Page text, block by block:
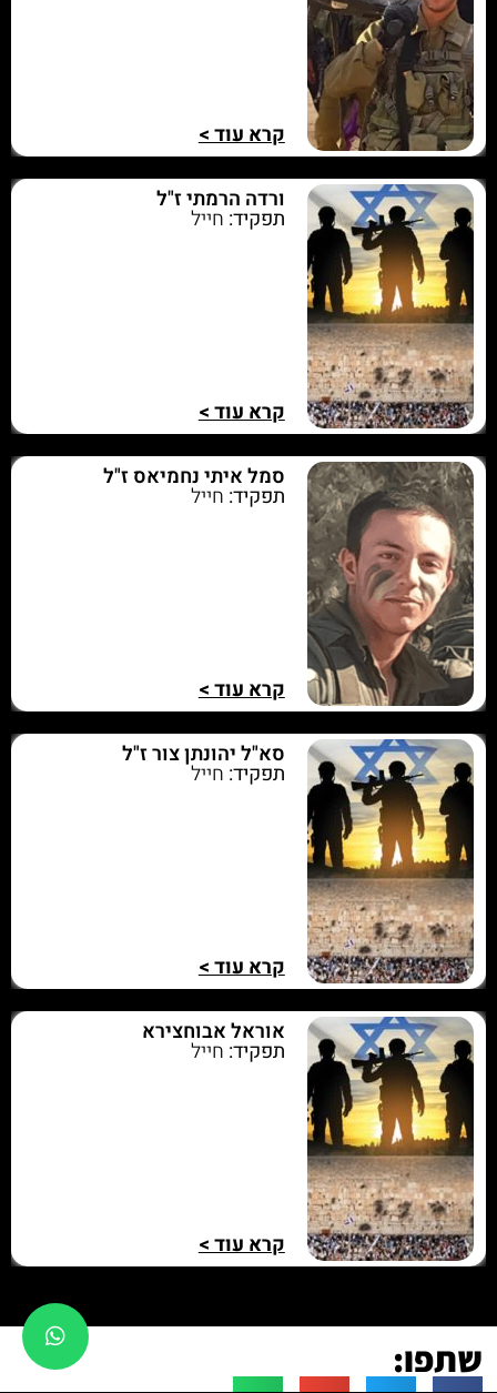
קרא עוד >
ורדה הרמתי ז"ל
תפקיד: חייל
קרא עוד >
סמל איתי נחמיאס ז"ל
תפקיד: חייל
קרא עוד >
סא"ל יהונתן צור ז"ל
תפקיד: חייל
קרא עוד >
אוראל אבוחצירא
תפקיד: חייל
קרא עוד >
שתפו: